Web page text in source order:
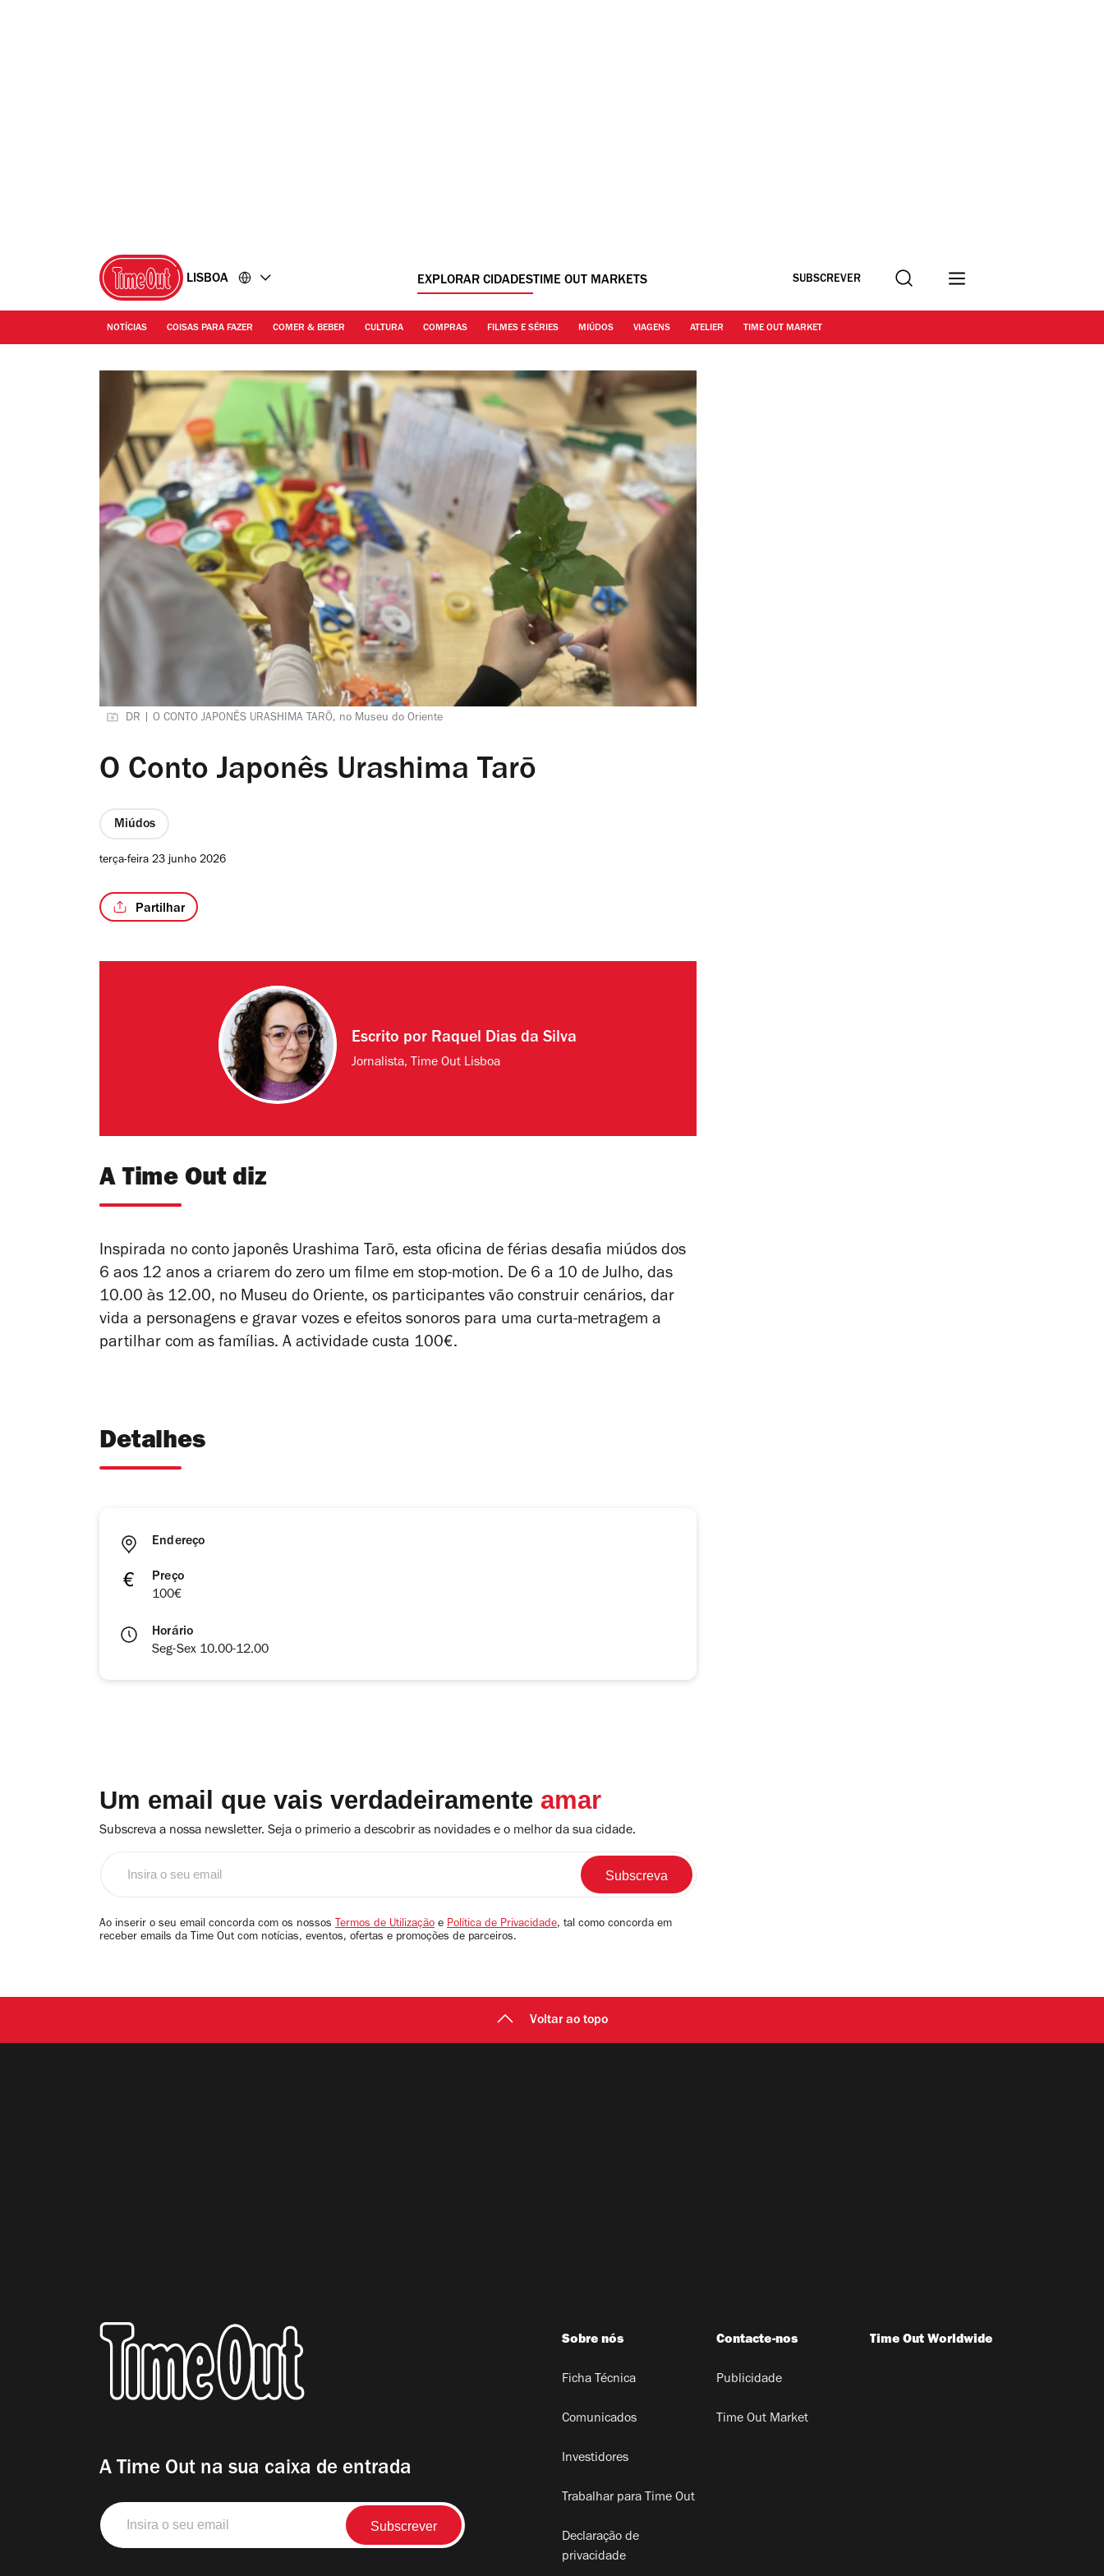
LISBOA EXPLORAR CIDADESTIME OUT MARKETS SUBSCREVER Procurar
NOTÍCIAS COISAS PARA FAZER COMER & BEBER CULTURA COMPRAS FILMES E SÉRIES MIÚDOS VIAGENS ATELIER TIME OUT MARKET
DR | O CONTO JAPONÊS URASHIMA TARŌ, no Museu do Oriente
O Conto Japonês Urashima Tarō
Miúdos
terça-feira 23 junho 2026
Partilhar
Escrito por Raquel Dias da Silva
Jornalista, Time Out Lisboa
A Time Out diz
Inspirada no conto japonês Urashima Tarō, esta oficina de férias desafia miúdos dos
6 aos 12 anos a criarem do zero um filme em stop-motion. De 6 a 10 de Julho, das
10.00 às 12.00, no Museu do Oriente, os participantes vão construir cenários, dar
vida a personagens e gravar vozes e efeitos sonoros para uma curta-metragem a
partilhar com as famílias. A actividade custa 100€.
Detalhes
Endereço
Preço
100€
Horário
Seg-Sex 10.00-12.00
Um email que vais verdadeiramente amar
Subscreva a nossa newsletter. Seja o primerio a descobrir as novidades e o melhor da sua cidade.
email
Ao inserir o seu email concorda com os nossos Termos de Utilização e Política de Privacidade, tal como concorda em
receber emails da Time Out com notícias, eventos, ofertas e promoções de parceiros.
Voltar ao topo
A Time Out na sua caixa de entrada
Insira
o
seu
Sobre nós
Ficha Técnica
Comunicados
Investidores
Trabalhar para Time Out
Declaração de
privacidade
Contacte-nos
Publicidade
Time Out Market
Time Out Worldwide